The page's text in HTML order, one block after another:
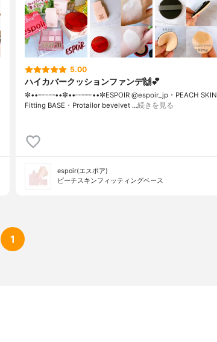
ルロン酸Ｎａ、ヒアルロン酸、アスコルビン酸、酸化チ
ノール、イソステアリン酸ポリグリセリル－４、トリイ
ロピルチタン、酸化鉄
5.00
ハイカバークッションファンデ🙌💕
✼••┈┈┈┈••✼••┈┈┈┈••✼ESPOIR @espoir_jp・PEACH SKIN
Fitting BASE・Protailor bevelvet …続きを見る
espoir(エスポア)
ピーチスキンフィッティングベース
1